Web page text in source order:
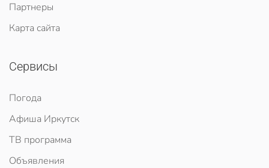
Партнеры
Карта сайта
Сервисы
Погода
Афиша Иркутск
ТВ программа
Объявления